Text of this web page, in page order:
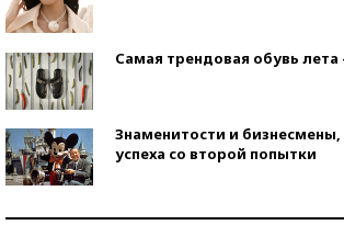
Самая трендовая обувь лета
Знаменитости и
успеха со второй попытки